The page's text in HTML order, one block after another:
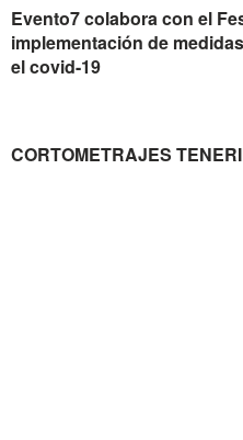
Evento7 colabora con el
implementación de
el covid-19
CORTOMETRAJES